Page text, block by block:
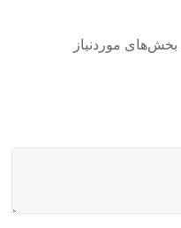
بخش‌های موردنیاز